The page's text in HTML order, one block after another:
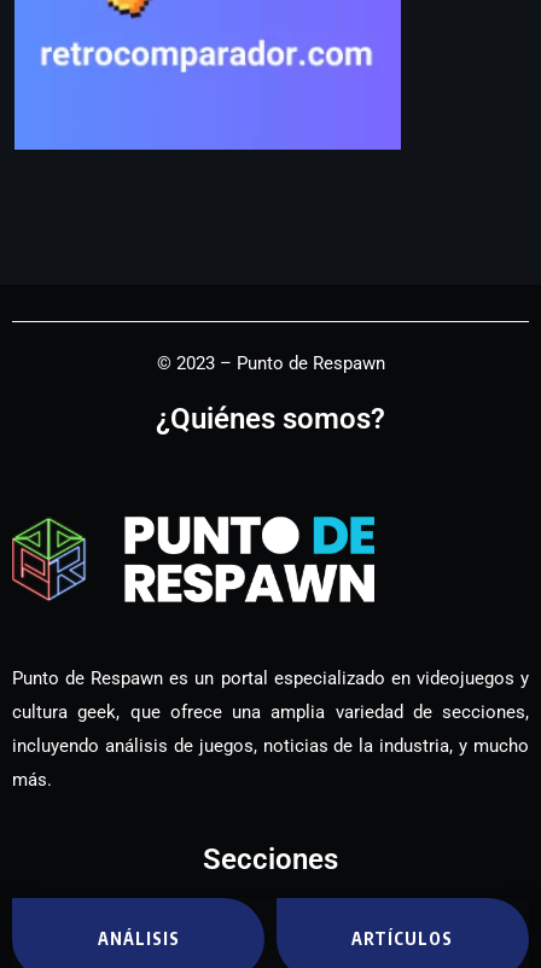
© 2023 – Punto de Respawn
¿Quiénes somos?
Punto de Respawn es un portal especializado en videojuegos y
cultura geek, que ofrece una amplia variedad de secciones,
incluyendo análisis de juegos, noticias de la industria, y mucho
más.
Secciones
ANÁLISIS ARTÍCULOS